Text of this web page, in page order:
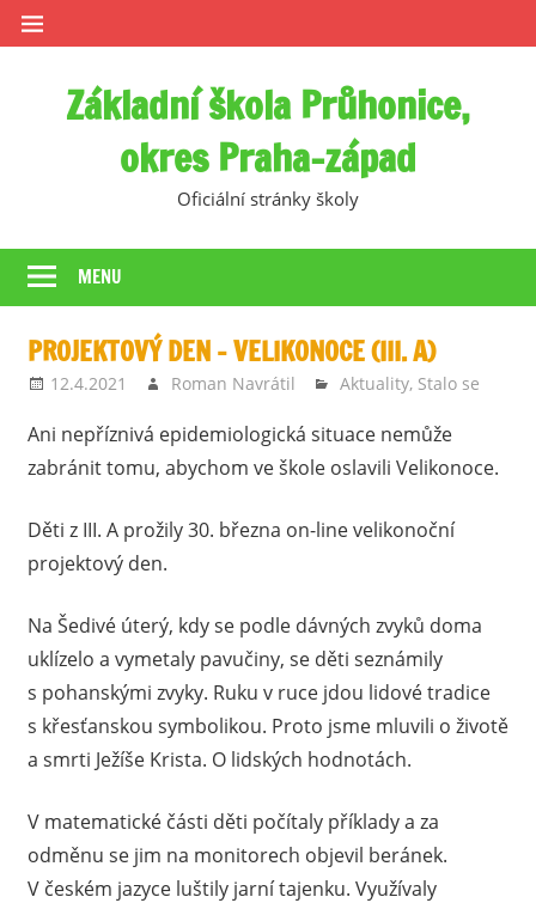
Skip
to
Základní škola Průhonice,
okres Praha-západ
Oficiální stránky školy
MENU
PROJEKTOVÝ DEN – VELIKONOCE (III. A)
12.4.2021 Roman Navrátil Aktuality, Stalo se
Ani nepříznivá epidemiologická situace nemůže
zabránit tomu, abychom ve škole oslavili Velikonoce.
Děti z III. A prožily 30. března on-line velikonoční
projektový den.
Na Šedivé úterý, kdy se podle dávných zvyků doma
uklízelo a vymetaly pavučiny, se děti seznámily
s pohanskými zvyky. Ruku v ruce jdou lidové tradice
s křesťanskou symbolikou. Proto jsme mluvili o životě
a smrti Ježíše Krista. O lidských hodnotách.
V matematické části děti počítaly příklady a za
odměnu se jim na monitorech objevil beránek.
V českém jazyce luštily jarní tajenku. Využívaly